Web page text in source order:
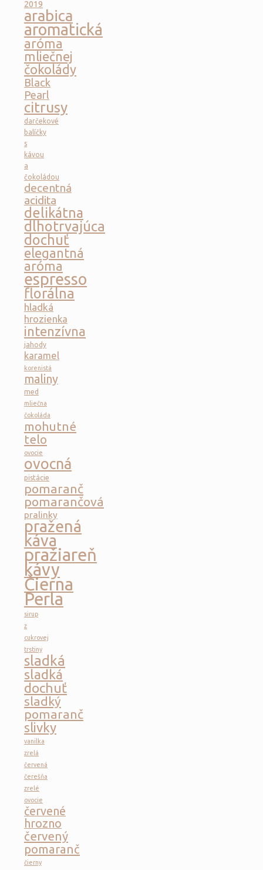
2019
arabica
aromatická
aróma
mliečnej
čokolády
Black
Pearl
citrusy
darčekové
balíčky
s
kávou
a
čokoládou
decentná
acidita
delikátna
dlhotrvajúca
dochuť
elegantná
aróma
espresso
florálna
hladká
hrozienka
intenzívna
jahody
karamel
korenistá
maliny
med
mliečna
čokoláda
mohutné
telo
ovocie
ovocná
pistácie
pomaranč
pomarančová
pralinky
pražená
káva
pražiareň
kávy
Čierna
Perla
sirup
z
cukrovej
trstiny
sladká
sladká
dochuť
sladký
pomaranč
slivky
vanilka
zrelá
červená
čerešňa
zrelé
ovocie
červené
hrozno
červený
pomaranč
čierny